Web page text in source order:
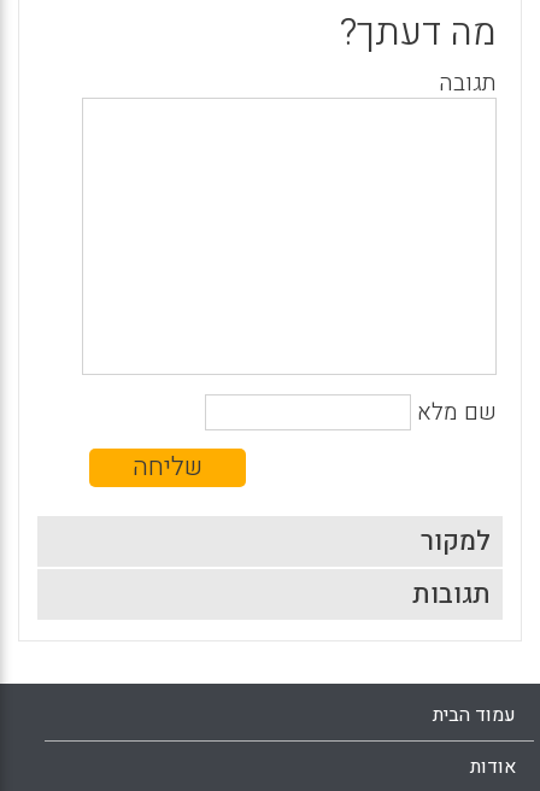
מה דעתך?
תגובה
שם מלא
למקור
תגובות
עמוד הבית
אודות